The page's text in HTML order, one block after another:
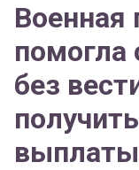
Военная
помогла
без